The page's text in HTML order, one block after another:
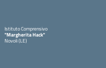
Istituto Comprensivo
"Margherita Hack"
Novoli (LE)